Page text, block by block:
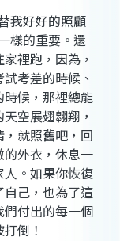
我好好的照顧
樣的重要。還
裡跑，因為，
考差的時候、
候，那裡總能
空展翅翱翔，
就照舊吧，回
外衣，休息一
。如果你恢復
己，也為了這
付出的每一個
倒！